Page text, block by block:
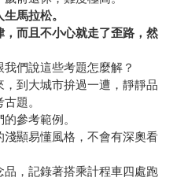
馬拉松。
而且不小心就走了歪路，然
們說這些考題怎麼解？
到大城市拚過一遭，靜靜品
題。
參考範例。
顯易懂風格，不會有深奧看
，記錄著搭乘計程車四處跑